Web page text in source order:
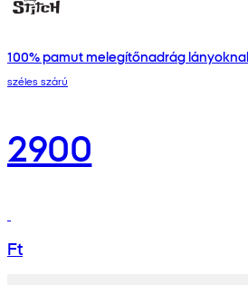
100% pamut melegítőnadrág
széles szárú
2900
Ft